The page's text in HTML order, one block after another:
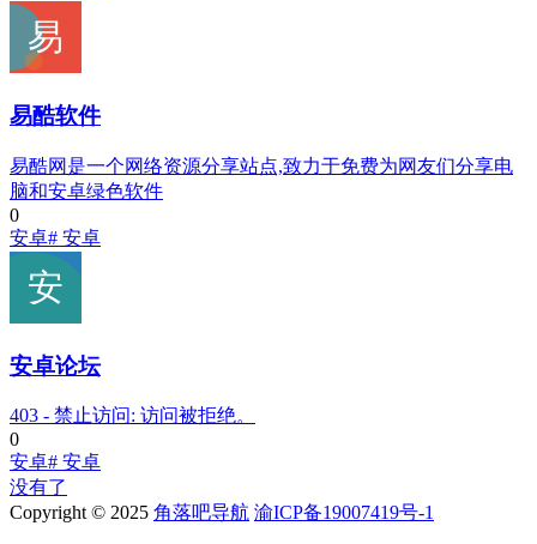
易酷软件
易酷网是一个网络资源分享站点,致力于免费为网友们分享电
脑和安卓绿色软件
0
安卓# 安卓
安卓论坛
403 - 禁止访问: 访问被拒绝。
0
安卓# 安卓
没有了
Copyright © 2025 角落吧导航 渝ICP备19007419号-1